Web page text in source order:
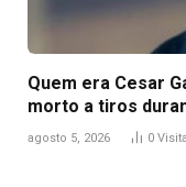
Quem era Cesar
morto a tiros
agosto 5, 2026 0